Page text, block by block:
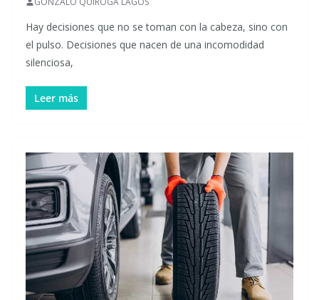
Hay decisiones que no se toman con la cabeza, sino con
el pulso. Decisiones que nacen de una incomodidad
silenciosa,
Leer más